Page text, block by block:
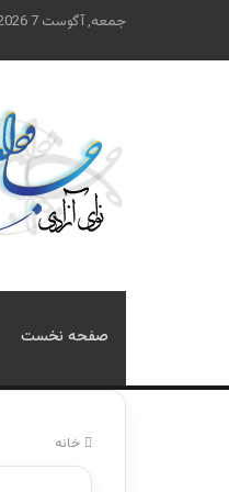
جمعه, آگوست 7 2026
صفحه نخست
خانه